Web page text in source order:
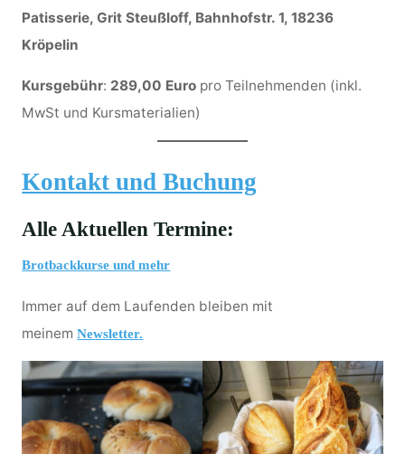
Patisserie, Grit Steußloff, Bahnhofstr. 1, 18236
Kröpelin
Kursgebühr: 289,00 Euro pro Teilnehmenden (inkl.
MwSt und Kursmaterialien)
Kontakt und Buchung
Alle Aktuellen Termine:
Brotbackkurse und mehr
Immer auf dem Laufenden bleiben mit
meinemNewsletter.